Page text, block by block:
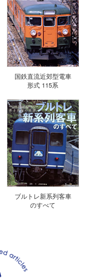
国鉄直流近郊型電車
形式 115系
ブルトレ新系列客車
のすべて